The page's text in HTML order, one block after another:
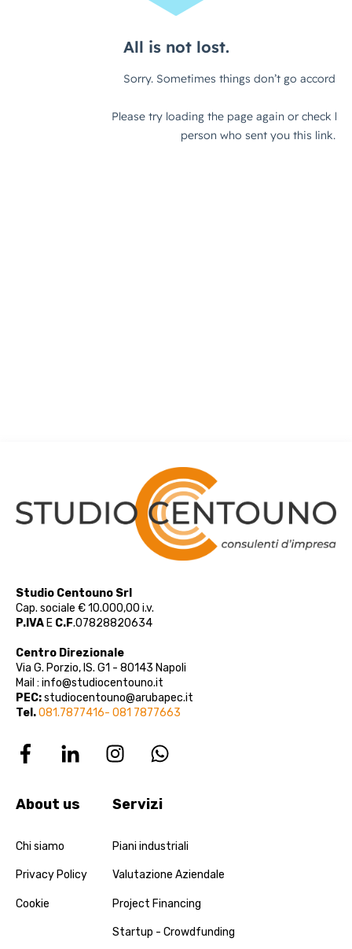
Studio Centouno Srl
Cap. sociale € 10.000,00 i.v.
P.IVA E C.F.07828820634
Centro Direzionale
Via G. Porzio, IS. G1 - 80143 Napoli
Mail : info@studiocentouno.it
PEC:studiocentouno@arubapec.it
Tel.081.7877416- 081 7877663
About us
Chi siamo
Privacy Policy
Cookie
Servizi
Piani industriali
Valutazione Aziendale
Project Financing
Startup - Crowdfunding